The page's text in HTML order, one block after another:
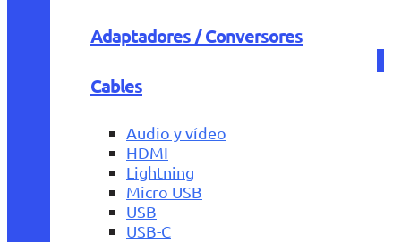
Adaptadores / Conversores
Cables
Audio y vídeo
HDMI
Lightning
Micro USB
USB
USB-C